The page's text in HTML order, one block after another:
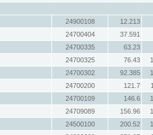
24900108
12.213
24700404
37.591
24700335
63.23
24700325 76.43
24700302 92.385
24700200 121.7
24700109 146.6
24709089 156.96
24500100 200.52